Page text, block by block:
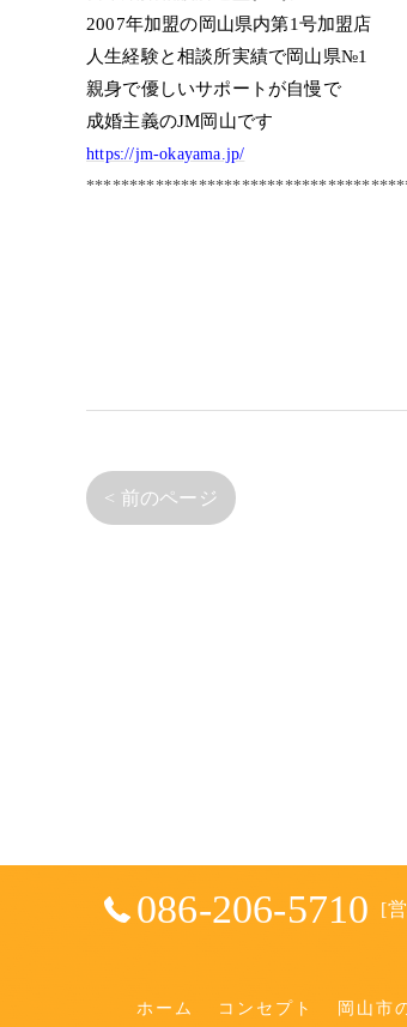
2007年加盟の岡山県内第1号加盟店
人生経験と相談所実績で岡山県№1
親身で優しいサポートが自慢で
成婚主義のJM岡山です
https://jm-okayama.jp/
< 前のページ
086-206-5710 [
ホーム コンセプト 岡山市